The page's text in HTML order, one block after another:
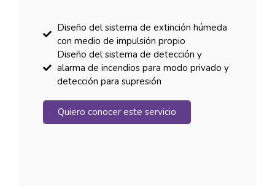
Diseño del sistema de extinción húmeda
con medio de impulsión propio
Diseño del sistema de detección y
alarma de incendios para modo privado y
detección para supresión
Quiero conocer este servicio